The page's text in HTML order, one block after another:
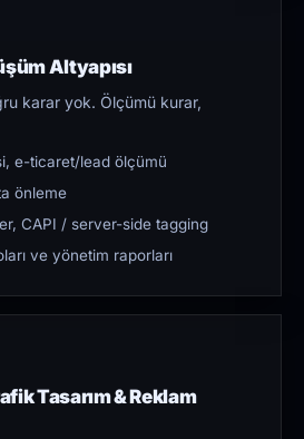
Altyapısı
karar yok. Ölçümü kurar,
e-ticaret/lead ölçümü
önleme
CAPI / server-side tagging
ve yönetim raporları
Tasarım & Reklam